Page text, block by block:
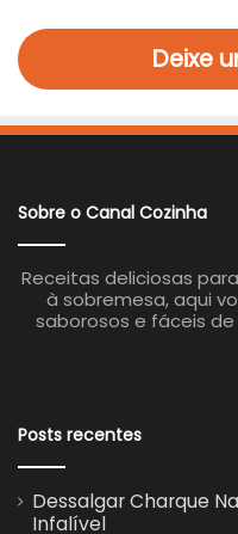
Deixe
Sobre o Canal Cozinha
Receitas deliciosas
à sobremesa, aqui
saborosos e fáceis
Posts recentes
Dessalgar Charque
Infalível